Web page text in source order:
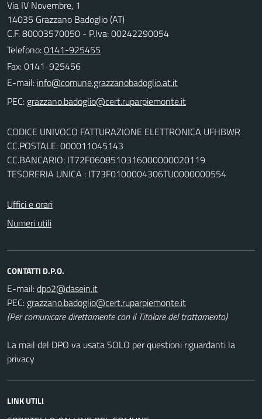
Via IV Novembre, 1
14035 Grazzano Badoglio (AT)
C.F. 80003570050 - P.Iva: 00242290054
Telefono:0141-925455
Fax: 0141-925456
E-mail:
PEC:
CODICE UNIVOCO FATTURAZIONE ELETTRONICA UFHBWR
CC.POSTALE: 000011045143
CC.BANCARIO: IT72F0608510316000000020119
TESORERIA UNICA : IT73F0100004306TU0000000554
Uffici e orari
Numeri utili
CONTATTI D.P.O.
E-mail:
PEC:
(Per comunicare direttamente con il Titolare del trattamento)
La mail del DPO va usata SOLO per questioni riguardanti la
privacy
LINK UTILI